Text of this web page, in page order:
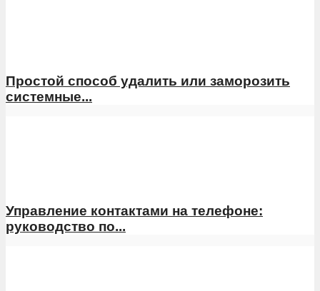
Простой способ удалить или заморозить
системные...
Управление контактами на телефоне:
руководство по...